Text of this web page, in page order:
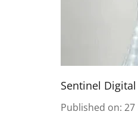
Sentinel
Published on: 27